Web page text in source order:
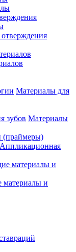
Материалы для
Материалы
(праймеры)
Аппликационная
и